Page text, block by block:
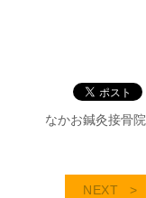
なかお鍼灸接骨院
NEXT